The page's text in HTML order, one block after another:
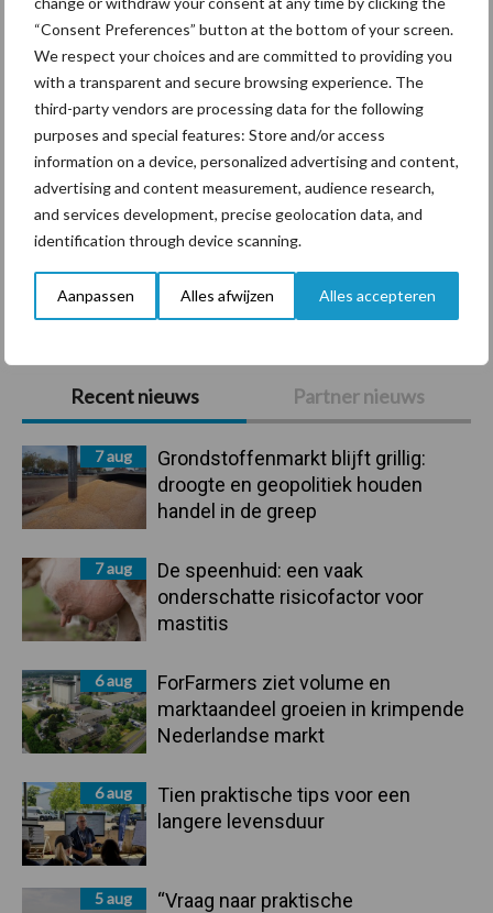
“Consent Preferences” button at the bottom of your screen.
We respect your choices and are committed to providing you
with a transparent and secure browsing experience. The
third-party vendors are processing data for the following
purposes and special features: Store and/or access
information on a device, personalized advertising and content,
advertising and content measurement, audience research,
and services development, precise geolocation data, and
identification through device scanning.
Aanpassen Alles afwijzen Alles accepteren
Primaire
Sidebar
Recent nieuws Partner nieuws
7 aug
Grondstoffenmarkt blijft grillig:
droogte en geopolitiek houden
handel in de greep
7 aug
De speenhuid: een vaak
onderschatte risicofactor voor
mastitis
6 aug
ForFarmers ziet volume en
marktaandeel groeien in krimpende
Nederlandse markt
6 aug
Tien praktische tips voor een
langere levensduur
5 aug
“Vraag naar praktische
Diergezondheid Bemesting Fokkerij
Derogatie Fosfaatrechten
Toon meer